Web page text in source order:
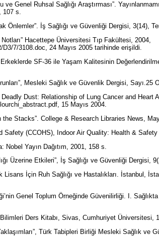
Genel Ruhsal Sağlığı Araştırması”.
107 s.
Önlemler”. İş Sağlığı ve Güvenliği Dergisi, 3(14),
Hacettepe Üniversitesi Tıp Fakültesi, 2004,
7/3108.doc, 24 Mayıs 2005 tarihinde erişildi.
SF-36 ile Yaşam Kalitesinin
Mesleki Sağlık ve Güvenlik Dergisi, Sayı.25
Dust: Relationship of Lung Cancer and Heart
15 Mayıs 2004.
Stacks”. College & Research Libraries News,
Safety (CCOHS), Indoor Air Quality: Health &
Yayın Dağıtım, 2001, 158 s.
Üzerine Etkileri”, İş Sağlığı ve Güvenliği Dergisi,
İçin Ruh Sağlığı ve Hastalıkları. İstanbul,
Genel Toplum Örneğinde Güvenilirliği. I.
Ders Kitabı, Sivas, Cumhuriyet Üniversitesi,
Türk Tabipleri Birliği Mesleki Sağlık ve